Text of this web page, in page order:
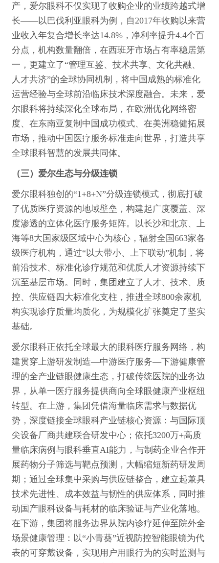
产，爱尔眼科不仅实现了收购企业的业绩跨越式增
长——以巴伐利亚眼科为例，自2017年收购以来营
业收入年复合增长率达14.8%，净利率提升4.4个百
分点，机构数量翻倍，在西班牙市场占有率稳居第
一，更建立了“管理互鉴、技术共享、文化共融、
人才共济”的全球协同机制，将中国成熟的标准化
运营经验与全球前沿临床技术深度融合。未来，爱
尔眼科将持续深化全球布局，在欧洲优化网络密
度、在东南亚复制中国成功模式、在美洲稳健拓展
市场，推动中国医疗服务标准走向世界，打造共享
全球眼科智慧的发展共同体。
（三）爱尔生态与分级连锁
爱尔眼科独创的“1+8+N”分级连锁模式，彻底打破
了优质医疗资源的地域壁垒，构建起广度覆盖、深
度渗透的立体化医疗服务矩阵。以长沙和北京、上
海等8大国家级区域中心为核心，辐射全国663家各
级医疗机构，通过“以大带小、上下联动”机制，将
前沿技术、标准化诊疗规范和优质人才资源持续下
沉至基层市场。同时，集团建立了人才、技术、质
控、供应链四大标准化支柱，推进全球800余家机
构实现诊疗质量均质化，为规模化扩张奠定了坚实
基础。
爱尔眼科正依托全球最大的眼科医疗服务网络，构
建贯穿上游研发制造—中游医疗服务—下游健康管
理的全产业链眼健康生态，打破传统医院的业务边
界，从单一医疗服务提供商向全球眼健康产业枢纽
转型。在上游，集团凭借海量临床需求与数据优
势，深度链接全球眼科产业链核心资源：与国际顶
尖设备厂商共建联合研发中心；依托3200万+高质
量临床病例与眼科垂直AI能力，与制药企业合作开
展药物分子筛选与靶点预测，大幅缩短新药研发周
期；通过全球集中采购与供应链整合，建立起兼具
技术先进性、成本效益与韧性的供应体系，同时推
动国产眼科设备与耗材的临床验证与产业化落地。
在下游，集团将服务边界从院内诊疗延伸至院外全
场景健康管理：以“小青葵”近视防控智能眼镜为代
表的可穿戴设备，实现用户用眼行为的实时监测与